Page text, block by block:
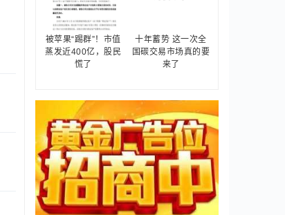
被苹果“踢群”！市值
蒸发近400亿，股民
慌了
十年蓄势 这一次全
国碳交易市场真的要
来了